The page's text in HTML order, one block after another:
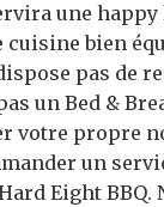
une
cuisine bien
pas de
un Bed &
votre propre
un
Eight BBQ.